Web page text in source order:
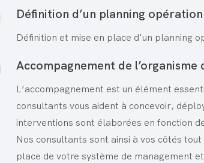
Définition d’un planning
Définition et mise en place d'un planning
Accompagnement de
L’accompagnement est un élément
consultants vous aident à concevoir,
interventions sont élaborées en fonction
Nos consultants sont ainsi à vos côtés
place de votre système de management